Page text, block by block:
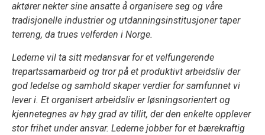
aktører nekter sine ansatte å organisere seg og våre
tradisjonelle industrier og utdanningsinstitusjoner taper
terreng, da trues velferden i Norge.
Lederne vil ta sitt medansvar for et velfungerende
trepartssamarbeid og tror på et produktivt arbeidsliv der
god ledelse og samhold skaper verdier for samfunnet vi
lever i. Et organisert arbeidsliv er løsningsorientert og
kjennetegnes av høy grad av tillit, der den enkelte opplever
stor frihet under ansvar. Lederne jobber for et bærekraftig